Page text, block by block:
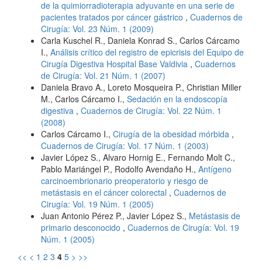
de la quimiorradioterapia adyuvante en una serie de
pacientes tratados por cáncer gástrico , Cuadernos de
Cirugía: Vol. 23 Núm. 1 (2009)
Carla Kuschel R., Daniela Konrad S., Carlos Cárcamo
I., Análisis crítico del registro de epicrisis del Equipo de
Cirugía Digestiva Hospital Base Valdivia , Cuadernos
de Cirugía: Vol. 21 Núm. 1 (2007)
Daniela Bravo A., Loreto Mosqueira P., Christian Miller
M., Carlos Cárcamo I., Sedación en la endoscopía
digestiva , Cuadernos de Cirugía: Vol. 22 Núm. 1
(2008)
Carlos Cárcamo I., Cirugía de la obesidad mórbida ,
Cuadernos de Cirugía: Vol. 17 Núm. 1 (2003)
Javier López S., Alvaro Hornig E., Fernando Molt C.,
Pablo Mariángel P., Rodolfo Avendaño H., Antígeno
carcinoembrionario preoperatorio y riesgo de
metástasis en el cáncer colorectal , Cuadernos de
Cirugía: Vol. 19 Núm. 1 (2005)
Juan Antonio Pérez P., Javier López S., Metástasis de
primario desconocido , Cuadernos de Cirugía: Vol. 19
Núm. 1 (2005)
<< < 1 2 3 4 5 > >>